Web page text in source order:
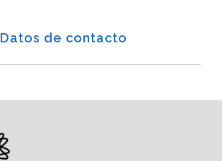
Datos de contacto